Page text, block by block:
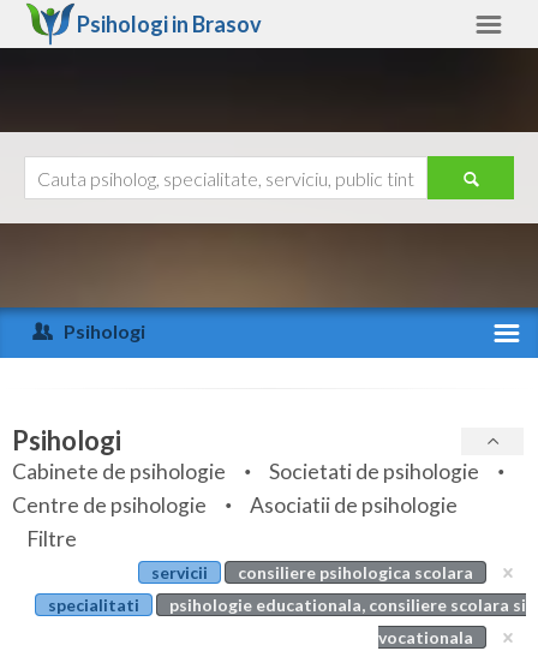
Psihologi in Brasov
Arad
Arges
Bihor
Bistrita-Nasaud
Botosani
Braila
Ajutor
Psihologi
Specialitati
Servicii
Articole
Evenimente
Psihologi
Cabinete de psihologie
Societati de psihologie
Centre de psihologie
Asociatii de psihologie
Filtre
servicii
consiliere psihologica scolara
specialitati
psihologie educationala, consiliere scolara si
vocationala